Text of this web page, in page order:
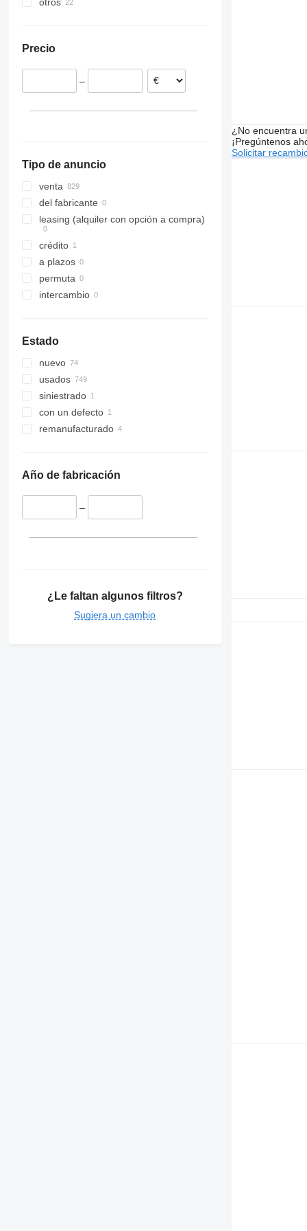
Atego 1524
Italia
Alemania
Precio
–
Tipo de anuncio
venta
del fabricante
leasing (alquiler con opción a compra)
crédito
a plazos
permuta
intercambio
Estado
nuevo
usados
siniestrado
con un defecto
remanufacturado
Año de fabricación
–
¿Le faltan algunos filtros?
Sugiera un cambio
¿No encuentra
¡Pregúntenos
Solicitar